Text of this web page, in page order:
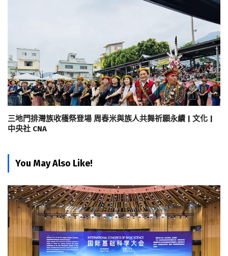
三地門排灣族收穫祭登場 周春米與族人共舞祈願永續 | 文化 |
中央社 CNA
You May Also Like!